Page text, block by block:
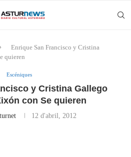
Enrique San Francisco y Cristina
quieren
Escéniques
y Cristina Gallego
con Se quieren
12 d'abril, 2012